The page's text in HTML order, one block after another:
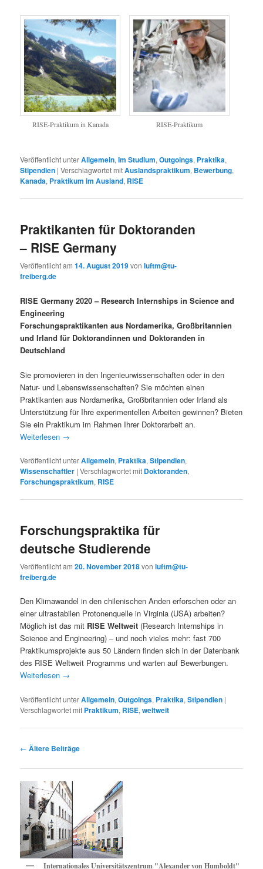
RISE-Praktikum in Kanada RISE-Praktikum
Veröffentlicht unterAllgemein,Im Studium,Outgoings, Praktika,
Stipendien |Verschlagwortet mitAuslandspraktikum, Bewerbung,
Kanada, Praktikum im Ausland, RISE
Praktikanten für Doktoranden
– RISE Germany
Veröffentlicht am14. August 2019vonluftm@tu-
freiberg.de
RISE Germany 2020 – Research Internships in Science and
Engineering
Forschungspraktikanten aus Nordamerika, Großbritannien
und Irland für Doktorandinnen und Doktoranden in
Deutschland
Sie promovieren in den Ingenieurwissenschaften oder in den
Natur- und Lebenswissenschaften? Sie möchten einen
Praktikanten aus Nordamerika, Großbritannien oder Irland als
Unterstützung für Ihre experimentellen Arbeiten gewinnen? Bieten
Sie ein Praktikum im Rahmen Ihrer Doktorarbeit an.
Weiterlesen →
Veröffentlicht unterAllgemein, Praktika,Stipendien,
Wissenschaftler |Verschlagwortet mit Doktoranden,
Forschungspraktikum, RISE
Forschungspraktika für
deutsche Studierende
Veröffentlicht am20. November 2018vonluftm@tu-
freiberg.de
Den Klimawandel in den chilenischen Anden erforschen oder an
einer ultrastabilen Protonenquelle in Virginia (USA) arbeiten?
Möglich ist das mit RISE Weltweit (Research Internships in
Science and Engineering) – und noch vieles mehr: fast 700
Praktikumsprojekte aus 50 Ländern finden sich in der Datenbank
des RISE Weltweit Programms und warten auf Bewerbungen.
Weiterlesen →
Veröffentlicht unterAllgemein,Outgoings, Praktika,Stipendien |
Verschlagwortet mit Praktikum, RISE,weltweit
Beitragsnavigation
← Ältere Beiträge
Internationales Universitätszentrum "Alexander von Humboldt"